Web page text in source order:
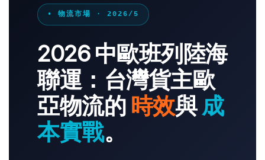
• 物流市場 · 2026/5
2026 中歐班列陸海
聯運：台灣貨主歐
亞物流的 時效與成
本實戰。